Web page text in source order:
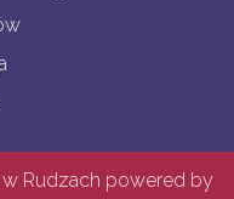
Rudzach powered by